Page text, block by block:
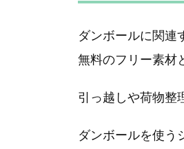
ダンボールに関連
無料のフリー素材
引っ越しや荷物整
ダンボールを使う